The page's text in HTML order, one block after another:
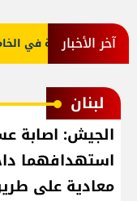
آخر الأخبار
"أمل"؟ طفلة في
لبنان
الجيش: اصابة
استهدافهما
معادية على